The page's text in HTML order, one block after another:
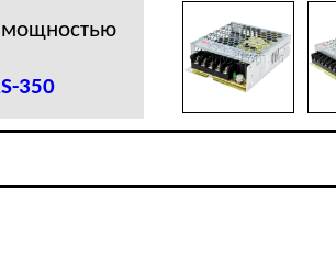
мощностью
350